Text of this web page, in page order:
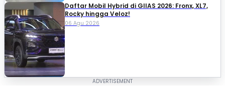
Daftar Mobil Hybrid di GIIAS 2026: Fronx, XL7,
Rocky hingga Veloz!
06 Agu 2026